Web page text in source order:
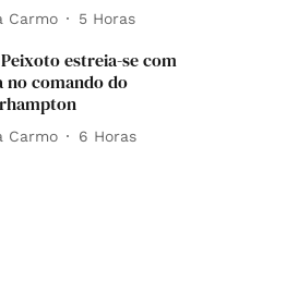
Carmo 5 Horas
estreia-se com
no comando do
Carmo 6 Horas